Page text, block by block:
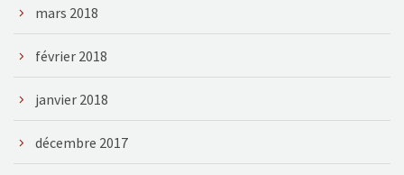
mars 2018
février 2018
janvier 2018
décembre 2017